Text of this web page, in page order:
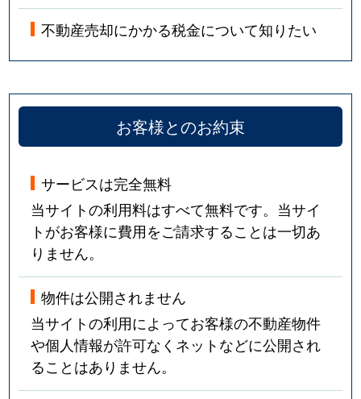
不動産売却にかかる税金について知りたい
お客様とのお約束
サービスは完全無料
当サイトの利用料はすべて無料です。当サイ
トがお客様に費用をご請求することは一切あ
りません。
物件は公開されません
当サイトの利用によってお客様の不動産物件
や個人情報が許可なくネットなどに公開され
ることはありません。